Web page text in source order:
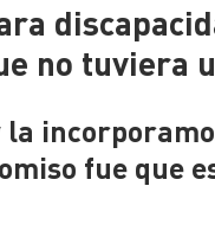
no tuviera
la
fue que